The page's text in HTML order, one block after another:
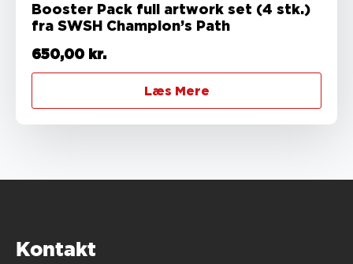
Booster Pack full artwork set (4 stk.)
fra SWSH Champion’s Path
650,00 kr.
Læs Mere
Kontakt